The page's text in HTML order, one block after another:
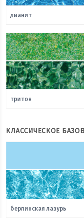
дианит
тритон
КЛАССИЧЕСКОЕ
берлинская лазурь